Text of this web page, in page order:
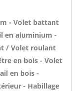
- Volet battant
en aluminium -
/ Volet roulant
en bois - Volet
en bois -
- Habillage